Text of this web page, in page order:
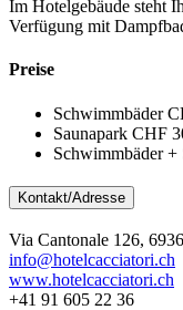
Im Hotelgebäude steht
Verfügung mit
Preise
Schwimmbäder
Saunapark CHF
Schwimmbäder
Kontakt/Adresse
Via Cantonale 126,
info@hotelcacciatori.ch
www.hotelcacciatori.ch
+41 91 605 22 36